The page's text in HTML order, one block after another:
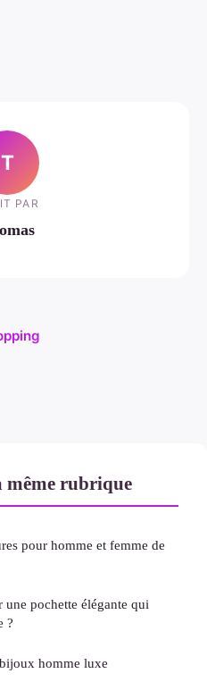
T
PAR
rubrique
pour homme et femme de
pochette élégante qui
?
homme luxe